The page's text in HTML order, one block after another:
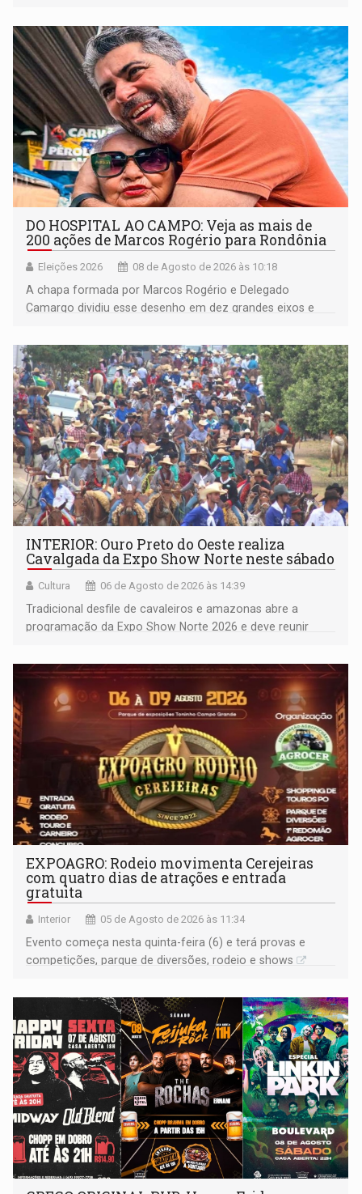
não ter entrado no modo eleição; ABAV faz evento em
Porto Velho
DO HOSPITAL AO CAMPO: Veja as mais de
200 ações de Marcos Rogério para Rondônia
Eleições 2026 08 de Agosto de 2026 às 10:18
A chapa formada por Marcos Rogério e Delegado
Camargo dividiu esse desenho em dez grandes eixos e
INTERIOR: Ouro Preto do Oeste realiza
Cavalgada da Expo Show Norte neste sábado
Cultura 06 de Agosto de 2026 às 14:39
Tradicional desfile de cavaleiros e amazonas abre a
programação da Expo Show Norte 2026 e deve reunir
EXPOAGRO: Rodeio movimenta Cerejeiras
com quatro dias de atrações e entrada
gratuita
Interior 05 de Agosto de 2026 às 11:34
Evento começa nesta quinta-feira (6) e terá provas e
competições, parque de diversões, rodeio e shows